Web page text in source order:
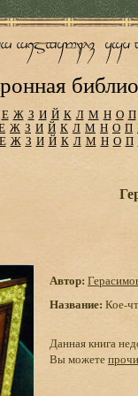
Е Ж З И Й К Л М Н О П
Ж З И Й К Л М Н О П
Е Ж З И Й К Л М Н О П
Автор:
Название: Кое-
Данная книга
Вы можете